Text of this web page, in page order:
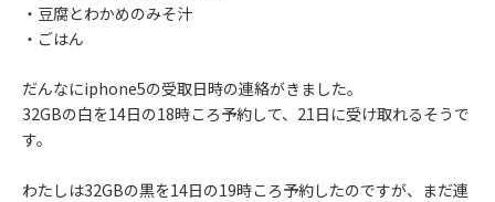
・豆腐とわかめのみそ汁
・ごはん
だんなにiphone5の受取日時の連絡がきました。
32GBの白を14日の18時ころ予約して、21日に受け取れるそうで
す。
わたしは32GBの黒を14日の19時ころ予約したのですが、まだ連